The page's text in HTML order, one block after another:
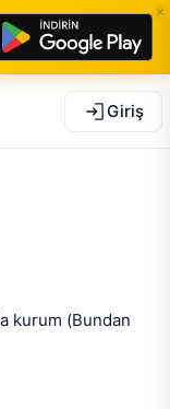
Giriş
kurum (Bundan